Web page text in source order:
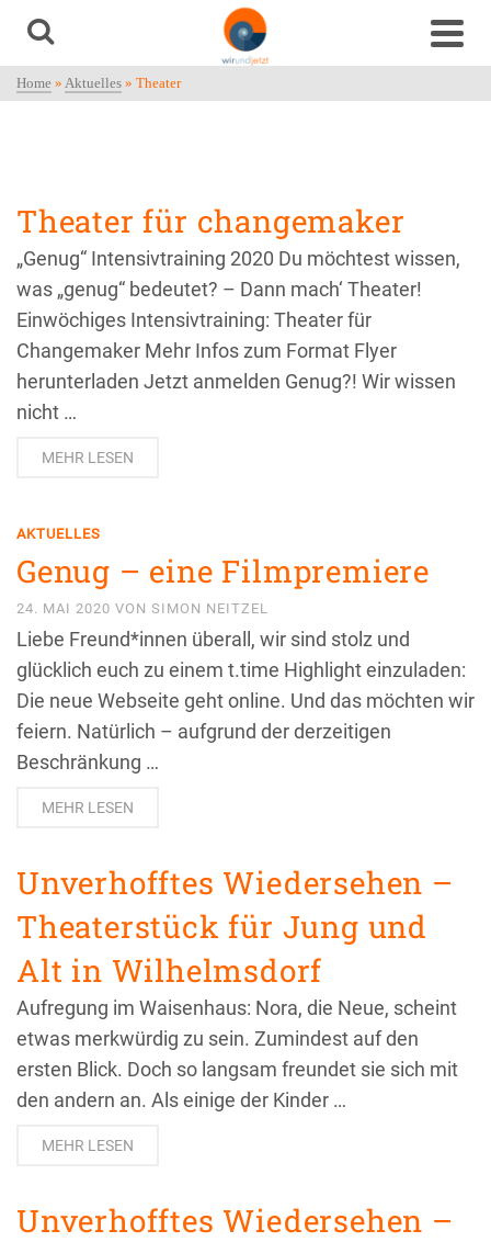
Home » Aktuelles » Theater
Theater für changemaker
„Genug“ Intensivtraining 2020 Du möchtest wissen,
was „genug“ bedeutet? – Dann mach‘ Theater!
Einwöchiges Intensivtraining: Theater für
Changemaker Mehr Infos zum Format Flyer
herunterladen Jetzt anmelden Genug?! Wir wissen
nicht …
MEHR LESEN
AKTUELLES
Genug – eine Filmpremiere
24. MAI 2020 VON SIMON NEITZEL
Liebe Freund*innen überall, wir sind stolz und
glücklich euch zu einem t.time Highlight einzuladen:
Die neue Webseite geht online. Und das möchten wir
feiern. Natürlich – aufgrund der derzeitigen
Beschränkung …
MEHR LESEN
Unverhofftes Wiedersehen –
Theaterstück für Jung und
Alt in Wilhelmsdorf
Aufregung im Waisenhaus: Nora, die Neue, scheint
etwas merkwürdig zu sein. Zumindest auf den
ersten Blick. Doch so langsam freundet sie sich mit
den andern an. Als einige der Kinder …
MEHR LESEN
Unverhofftes Wiedersehen –